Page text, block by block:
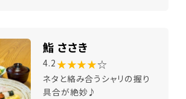
鮨 ささき
4.2 ★★★★☆
ネタと絡み合うシャリの握り
具合が絶妙♪